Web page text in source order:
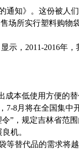
》。这份被人
场所实行塑料购物
示，2011-2016年
低使用方便的替
月将在全国集中
”，规定吉林省
机。
替代品的需求将越